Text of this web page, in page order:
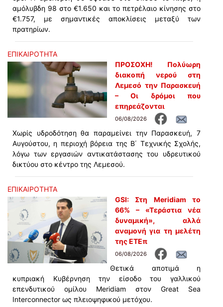
αμόλυβδη 98 στο €1.650 και το πετρέλαιο κίνησης στο
€1.757, με σημαντικές αποκλίσεις μεταξύ των
πρατηρίων.
ΕΠΙΚΑΙΡΟΤΗΤΑ
ΠΡΟΣΟΧΗ! Πολύωρη
διακοπή νερού στη
Λεμεσό την Παρασκευή
– Οι δρόμοι που
επηρεάζονται
06/08/2026
Χωρίς υδροδότηση θα παραμείνει την Παρασκευή, 7
Αυγούστου, η περιοχή βόρεια της Β΄ Τεχνικής Σχολής,
λόγω των εργασιών αντικατάστασης του υδρευτικού
δικτύου στο κέντρο της Λεμεσού.
ΕΠΙΚΑΙΡΟΤΗΤΑ
GSI: Στη Meridiam το
66% – «Τεράστια νέα
δυναμική», αλλά
αναμονή για τη μελέτη
της ΕΤΕπ
06/08/2026
Θετικά αποτιμά η
κυπριακή Κυβέρνηση την είσοδο του γαλλικού
επενδυτικού ομίλου Meridiam στον Great Sea
Interconnector ως πλειοψηφικού μετόχου.